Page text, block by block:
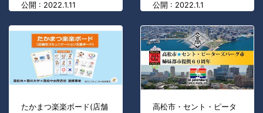
公開 : 2022.1.11
公開 : 2022.1.1
たかまつ楽楽ボード(店舗
高松市・セント・ピータ